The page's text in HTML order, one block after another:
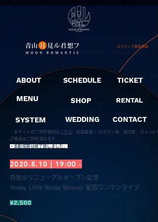
ログイン / 新規登録
ABOUT
MENU
SYSTEM
SCHEDULE
SHOP
WEDDING
TICKET
RENTAL
CONTACT
・本サイトのご利用案内は こちら
会員登録 / ログイン後、投げ銭、コメント
ど機能はご利用頂けます。
​・本配信開は終了致しました。
2020.8.10 | 19:00 -
月見ルリニューアルオープン記念
Yossy Little Noise Weaver 配信ワンマンライブ
¥2,500